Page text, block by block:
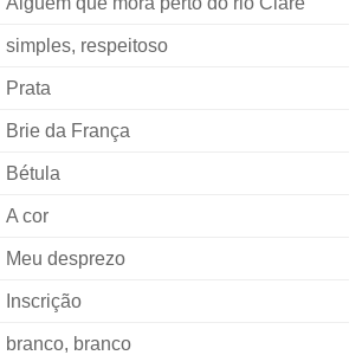
simples, respeitoso
Prata
Brie da França
Bétula
A cor
Meu desprezo
Inscrição
branco, branco